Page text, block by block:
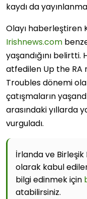
kaydı da
Olayı haberleştiren
Irishnews.com
yaşandığını belirtti.
atfedilen Up the RA
Troubles dönemi
çatışmaların
arasındaki yıllarda
vurguladı.
İrlanda ve
olarak kabul
bilgi edinmek için
atabilirsiniz.